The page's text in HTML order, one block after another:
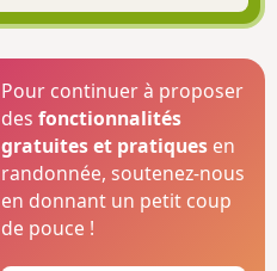
Pour continuer à proposer
desfonctionnalités
gratuites et pratiques en
randonnée, soutenez-nous
en donnant un petit coup
de pouce !